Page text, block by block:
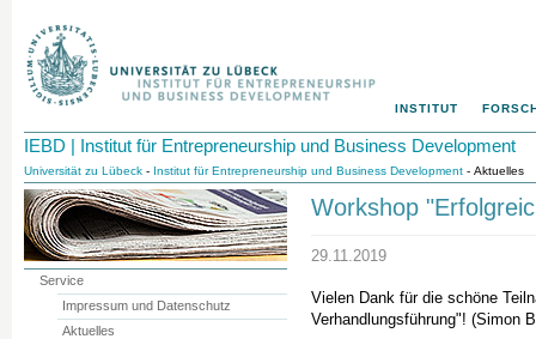
INSTITUT
IEBD | Institut für Entrepreneurship und Business Development
Universität zu Lübeck - Institut für Entrepreneurship und Business Development - Aktuelles
Workshop
29.11.2019
Vielen Dank für die schöne
Verhandlungsführung"! (Simon
Service
Impressum und Datenschutz
Aktuelles